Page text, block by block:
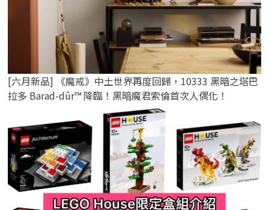
[六月新品] 《魔戒》中土世界再度回歸，10333 黑暗之塔巴
拉多 Barad-dûr™ 降臨！黑暗魔君索倫首次人偶化！